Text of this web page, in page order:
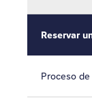
Reservar
Proceso